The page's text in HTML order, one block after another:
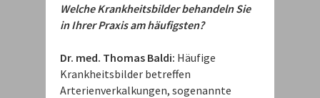
Welche Krankheitsbilder behandeln Sie
in Ihrer Praxis am häufigsten?
Dr. med. Thomas Baldi: Häufige
Krankheitsbilder betreffen
Arterienverkalkungen, sogenannte